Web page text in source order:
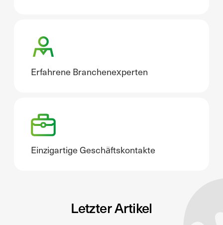
Erfahrene Branchenexperten
Einzigartige Geschäftskontakte
Letzter Artikel